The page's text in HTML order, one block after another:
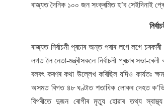
ৰাজ্যত দৈনিক ১০০ জন সংক্ৰমিত হ’ব সেইদিনাই
ৰাজ্যত নিৰ্বাচনী প্ৰচাৰ অন্ত পৰাৰ লগে লগে
লগত লৈ নেতা-মন্ত্ৰীসকলে নিৰ্বাচনী প্ৰচাৰ সভা-
বলবৎ কৰণৰ কথা উল্লেখ কৰিছিল যদিও কাৰ্যতঃ
অসমত বিগত ৪৮ ঘণ্টাত শতাধিক লোকৰ দেহত
বিপৰীতে দুজন ৰোগীৰ মৃত্যু হোৱাৰ তথ্য